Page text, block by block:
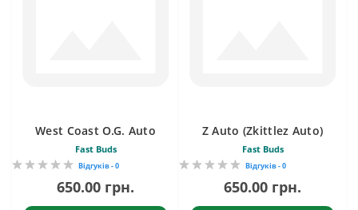
West Coast O.G. Auto
Fast Buds
Відгуків - 0
650.00 грн.
Z Auto (Zkittlez Auto)
Fast Buds
Відгуків - 0
650.00 грн.